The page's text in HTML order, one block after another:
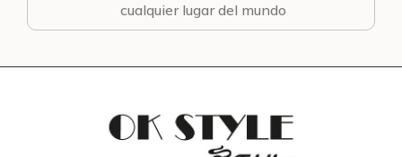
cualquier lugar del mundo